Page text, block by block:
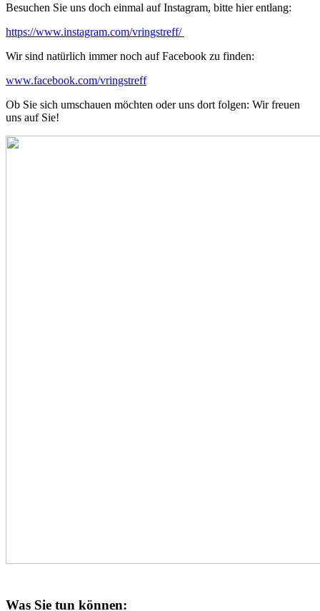
Besuchen Sie uns doch einmal auf Instagram, bitte hier entlang:
https://www.instagram.com/vringstreff/
Wir sind natürlich immer noch auf Facebook zu finden:
www.facebook.com/vringstreff
Ob Sie sich umschauen möchten oder uns dort folgen: Wir freuen
uns auf Sie!
Was Sie tun können: